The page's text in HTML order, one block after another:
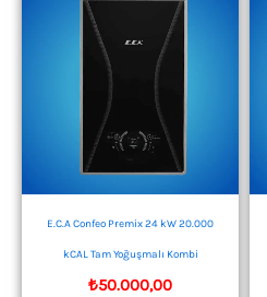
E.C.A Confeo Premix 24 kW 20.000
kCAL Tam Yoğuşmalı Kombi
₺50.000,00